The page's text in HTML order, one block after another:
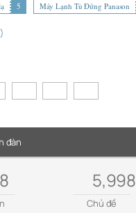
5 Máy Lạnh Tủ Đứng Panason
đàn
5,998
Chủ đề